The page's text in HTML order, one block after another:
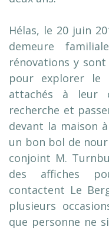
Hélas, le 20 juin
demeure
rénovations y
pour explorer le
attachés à leur
recherche et
devant la maison
un bon bol de
conjoint M.
des affiches
contactent Le
plusieurs
que personne ne